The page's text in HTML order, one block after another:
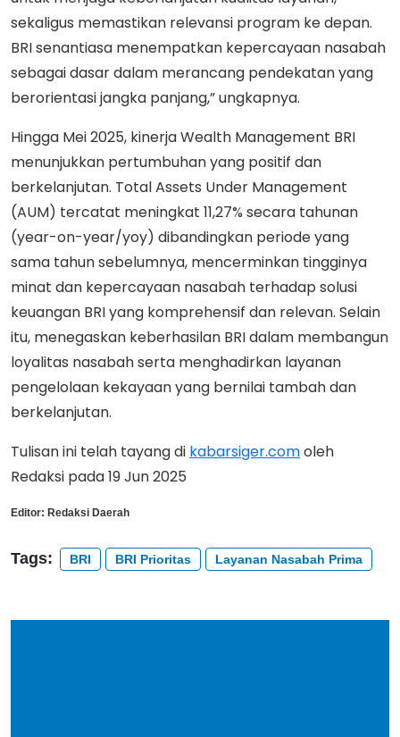
sekaligus memastikan relevansi program ke depan.
BRI senantiasa menempatkan kepercayaan nasabah
sebagai dasar dalam merancang pendekatan yang
berorientasi jangka panjang,” ungkapnya.
Hingga Mei 2025, kinerja Wealth Management BRI
menunjukkan pertumbuhan yang positif dan
berkelanjutan. Total Assets Under Management
(AUM) tercatat meningkat 11,27% secara tahunan
(year-on-year/yoy) dibandingkan periode yang
sama tahun sebelumnya, mencerminkan tingginya
minat dan kepercayaan nasabah terhadap solusi
keuangan BRI yang komprehensif dan relevan. Selain
itu, menegaskan keberhasilan BRI dalam membangun
loyalitas nasabah serta menghadirkan layanan
pengelolaan kekayaan yang bernilai tambah dan
berkelanjutan.
Tulisan ini telah tayang di kabarsiger.comoleh
Redaksi pada 19 Jun 2025
Editor: Redaksi Daerah
Tags: BRI BRI Prioritas Layanan Nasabah Prima